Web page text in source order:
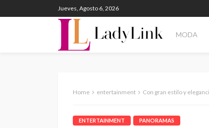
Jueves, Agosto 6, 2026
MODA
Home entertainment Con gran estilo y
ENTERTAINMENT PANORAMAS